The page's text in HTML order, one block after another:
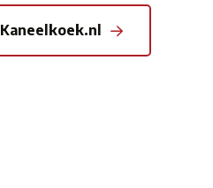
Kaneelkoek.nl